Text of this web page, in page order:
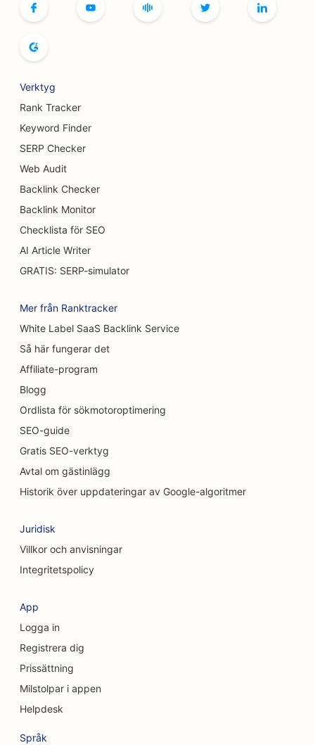
SEO för bokhandlare
SEO för bröstförstoringstjänster
SEO för bufférestauranger
SEO för hamburgerbilar
SEO för brännskadekirurger
SEO för konditorier
SEO för restauranger med avslappnad mat
SEO för matt- och golvbutiker
SEO för biltvättar
SEO för städtjänster
SEO för kiropraktorer
SEO för kattkaféer
SEO för Chemical Peel-tjänster
SEO för klädbutiker
SEO för kraniofaciala kirurger
SEO för kaféer
SEO för konsultföretag
SEO för delikatessbutiker
SEO för skuldrådgivningstjänster
Verktyg
Rank Tracker
Keyword Finder
SERP Checker
Web Audit
Backlink Checker
Backlink Monitor
Checklista för SEO
AI Article Writer
GRATIS: SERP-simulator
Mer från Ranktracker
White Label SaaS Backlink Service
Så här fungerar det
Affiliate-program
Blogg
Ordlista för sökmotoroptimering
SEO-guide
Gratis SEO-verktyg
Avtal om gästinlägg
Historik över uppdateringar av Google-algoritmer
Juridisk
Villkor och anvisningar
Integritetspolicy
App
Logga in
Registrera dig
Prissättning
Milstolpar i appen
Helpdesk
Språk